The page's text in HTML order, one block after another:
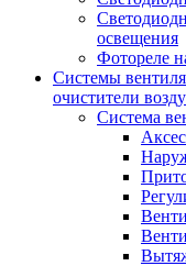
освещения
Фотореле
Системы
очистители
Система